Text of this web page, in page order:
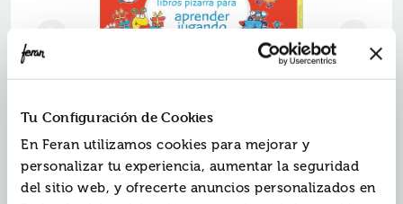
Tu Configuración de Cookies
En Feran utilizamos cookies para mejorar y
personalizar tu experiencia, aumentar la seguridad
del sitio web, y ofrecerte anuncios personalizados en